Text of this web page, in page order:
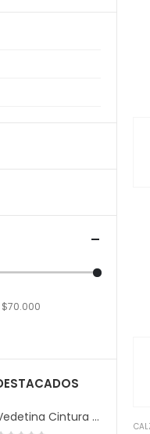
$70.000
Vedetina Cintura Bicolor